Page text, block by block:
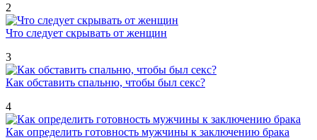
2
Что следует скрывать от женщин
3
Как обставить спальню, чтобы был секс?
4
Как определить готовность мужчины к заключению брака